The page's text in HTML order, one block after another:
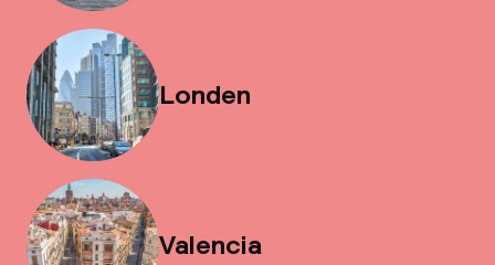
Londen
Valencia